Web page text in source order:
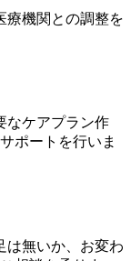
療機関との調整を
なケアプラン作
ポートを行いま
は無いか、お変わ